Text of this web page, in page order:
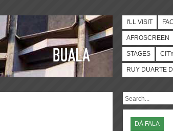
I'LL VISIT
AFROSCREEN
STAGES
RUY DUARTE
DÁ FALA